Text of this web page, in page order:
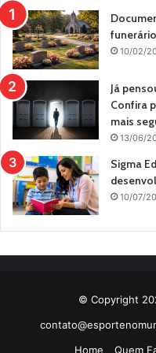
10/02/
Já
Confira
mais
13/06/
Sigma
10/07/
© Copyright
Home
Quem